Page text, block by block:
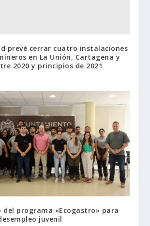
prevé cerrar cuatro instalaciones
en La Unión, Cartagena y
2020 y principios de 2021
del programa «Ecogastro» para
juvenil